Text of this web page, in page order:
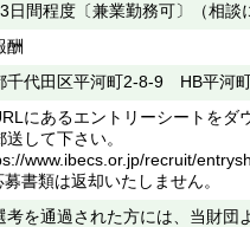
日間程度〔兼業勤務可〕（相談
酬
千代田区平河町2-8-9 HB平河
にあるエントリーシートをダ
送して下さい。
www.ibecs.or.jp/recruit/
書類は返却いたしません。
考を通過された方には、当財団